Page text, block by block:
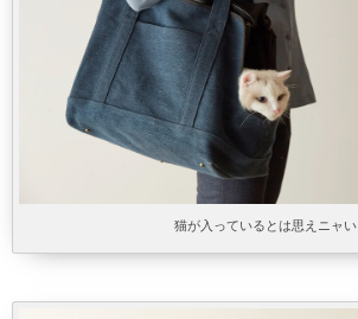
猫が入っているとは思えニャい